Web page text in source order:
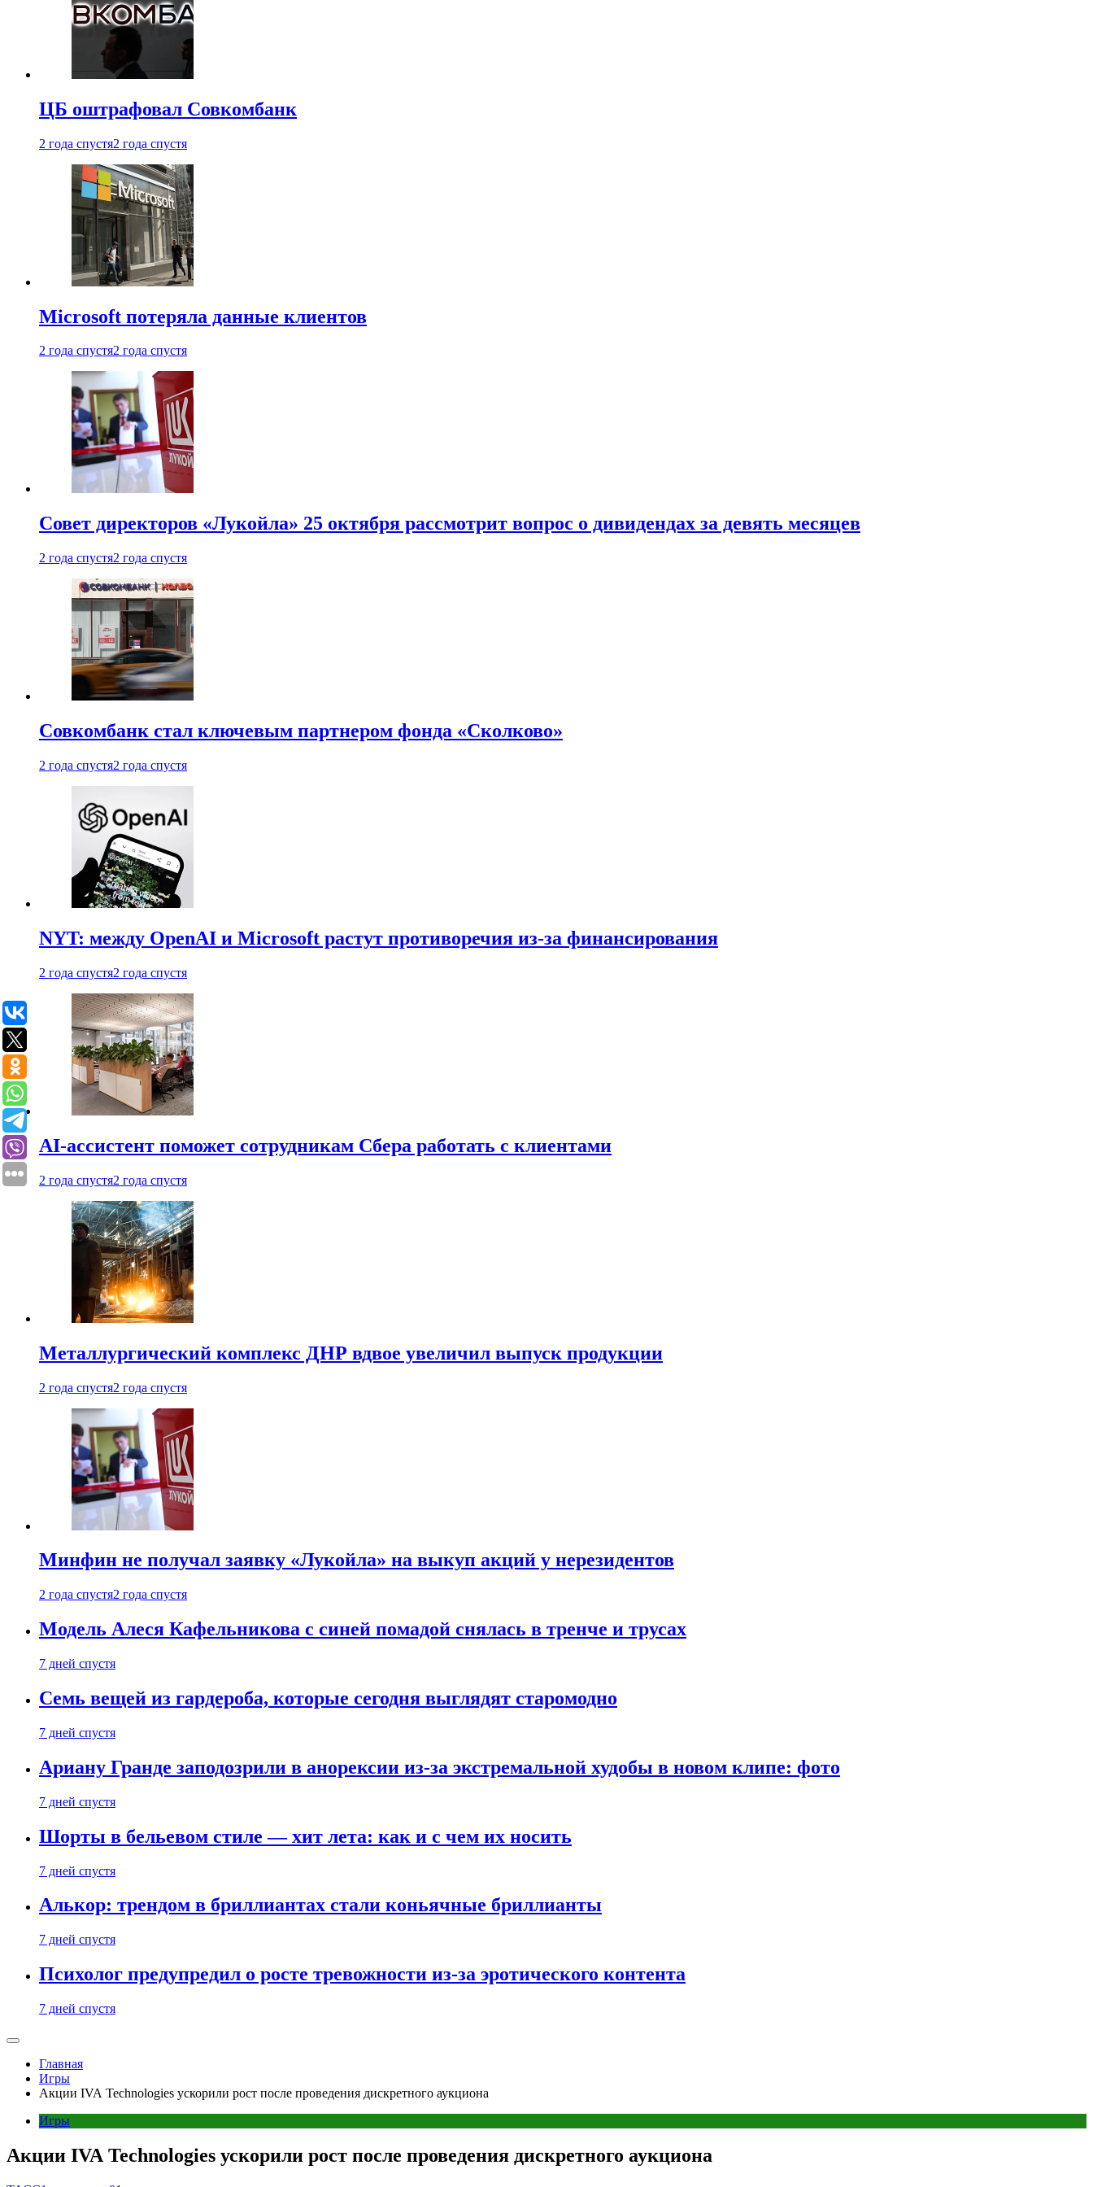
ЦБ оштрафовал Совкомбанк
2 года спустя2 года спустя
Microsoft потеряла данные клиентов
2 года спустя2 года спустя
Совет директоров «Лукойла» 25 октября рассмотрит вопрос о дивидендах за девять месяцев
2 года спустя2 года спустя
Совкомбанк стал ключевым партнером фонда «Сколково»
2 года спустя2 года спустя
NYT: между OpenAI и Microsoft растут противоречия из-за финансирования
2 года спустя2 года спустя
AI-ассистент поможет сотрудникам Сбера работать с клиентами
2 года спустя2 года спустя
Металлургический комплекс ДНР вдвое увеличил выпуск продукции
2 года спустя2 года спустя
Минфин не получал заявку «Лукойла» на выкуп акций у нерезидентов
2 года спустя2 года спустя
Модель Алеся Кафельникова с синей помадой снялась в тренче и трусах
7 дней спустя
Семь вещей из гардероба, которые сегодня выглядят старомодно
7 дней спустя
Ариану Гранде заподозрили в анорексии из-за экстремальной худобы в новом клипе: фото
7 дней спустя
Шорты в бельевом стиле — хит лета: как и с чем их носить
7 дней спустя
Алькор: трендом в бриллиантах стали коньячные бриллианты
7 дней спустя
Психолог предупредил о росте тревожности из-за эротического контента
7 дней спустя
Главная
Игры
Акции IVA Technologies ускорили рост после проведения дискретного аукциона
Игры
Акции IVA Technologies ускорили рост после проведения дискретного аукциона